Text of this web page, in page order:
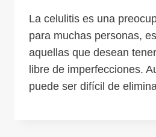
La celulitis es una
para muchas personas,
aquellas que desean
libre de imperfecciones.
puede ser difícil de